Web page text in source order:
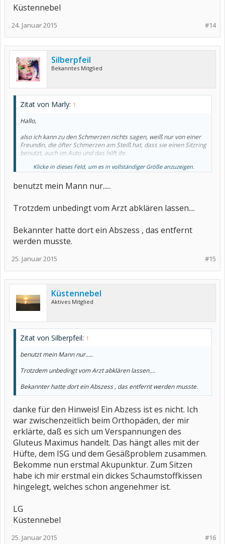
Küstennebel
#14
24. Januar 2015
Silberpfeil
Bekanntes Mitglied
Zitat von Marly: ↑
Hallo,
also ich kann zu den Schmerzen nichts sagen, weiß nur von einer
Freundin, die öfter Schmerzen am Steiß hat, dass sie einen Sitzring
benutzt, auch im Auto und das hilft ihr.
Gute Besserung!
Klicke in dieses Feld, um es in vollständiger Größe anzuzeigen.
benutzt mein Mann nur.....
Trotzdem unbedingt vom Arzt abklären lassen....
Bekannter hatte dort ein Abszess , das entfernt
werden musste.
#15
25. Januar 2015
Küstennebel
Aktives Mitglied
Zitat von Silberpfeil: ↑
benutzt mein Mann nur.....
Trotzdem unbedingt vom Arzt abklären lassen....
Bekannter hatte dort ein Abszess , das entfernt werden musste.
danke für den Hinweis! Ein Abzess ist es nicht. Ich
war zwischenzeitlich beim Orthopäden, der mir
erklärte, daß es sich um Verspannungen des
Gluteus Maximus handelt. Das hängt alles mit der
Hüfte, dem ISG und dem Gesäßproblem zusammen.
Bekomme nun erstmal Akupunktur. Zum Sitzen
habe ich mir erstmal ein dickes Schaumstoffkissen
hingelegt, welches schon angenehmer ist.
LG
Küstennebel
#16
25. Januar 2015